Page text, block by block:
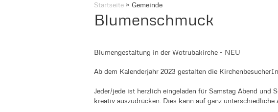
Startseite » Gemeinde
Blumenschmuck
Blumengestaltung in der Wotrubakirche - NEU
Ab dem Kalenderjahr 2023 gestalten die
Jeder/jede ist herzlich eingeladen für Samstag Abend und
kreativ auszudrücken. Dies kann auf ganz unterschiedliche